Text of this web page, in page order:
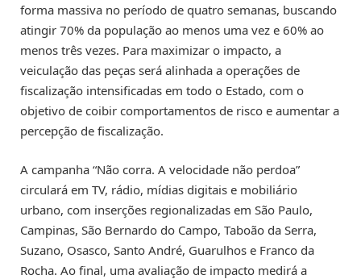
forma massiva no período de quatro semanas, buscando
atingir 70% da população ao menos uma vez e 60% ao
menos três vezes. Para maximizar o impacto, a
veiculação das peças será alinhada a operações de
fiscalização intensificadas em todo o Estado, com o
objetivo de coibir comportamentos de risco e aumentar a
percepção de fiscalização.
A campanha “Não corra. A velocidade não perdoa”
circulará em TV, rádio, mídias digitais e mobiliário
urbano, com inserções regionalizadas em São Paulo,
Campinas, São Bernardo do Campo, Taboão da Serra,
Suzano, Osasco, Santo André, Guarulhos e Franco da
Rocha. Ao final, uma avaliação de impacto medirá a